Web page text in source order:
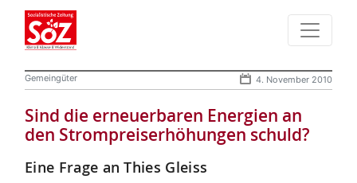
Gemeingüter 4. November 2010
Sind die erneuerbaren Energien an
den Strompreiserhöhungen schuld?
Eine Frage an Thies Gleiss